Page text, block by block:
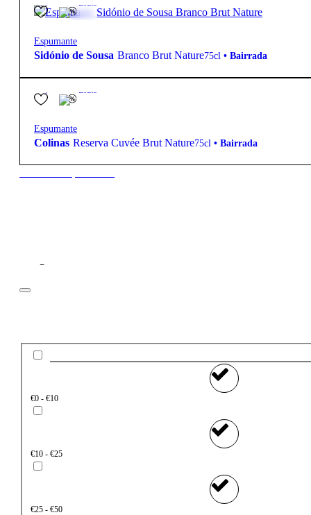
Bruto
Espumante
Sidónio de Sousa Branco Brut Nature75cl • Bairrada
Bruto
Espumante
Colinas Reserva Cuvée Brut Nature75cl • Bairrada
Filtros
€0 - €10
€10 - €25
€25 - €50